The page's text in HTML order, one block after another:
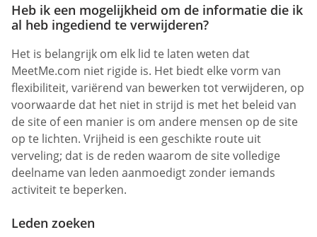
Heb ik een mogelijkheid om de informatie die ik
al heb ingediend te verwijderen?
Het is belangrijk om elk lid te laten weten dat
MeetMe.com niet rigide is. Het biedt elke vorm van
flexibiliteit, variërend van bewerken tot verwijderen, op
voorwaarde dat het niet in strijd is met het beleid van
de site of een manier is om andere mensen op de site
op te lichten. Vrijheid is een geschikte route uit
verveling; dat is de reden waarom de site volledige
deelname van leden aanmoedigt zonder iemands
activiteit te beperken.
Leden zoeken